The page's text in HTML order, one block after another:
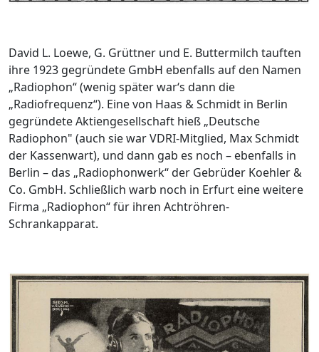
David L. Loewe, G. Grüttner und E. Buttermilch tauften
ihre 1923 gegründete GmbH ebenfalls auf den Namen
„Radiophon“ (wenig später war‘s dann die
„Radiofrequenz“). Eine von Haas & Schmidt in Berlin
gegründete Aktiengesellschaft hieß „Deutsche
Radiophon" (auch sie war VDRI-Mitglied, Max Schmidt
der Kassenwart), und dann gab es noch – ebenfalls in
Berlin – das „Radiophonwerk“ der Gebrüder Koehler &
Co. GmbH. Schließlich warb noch in Erfurt eine weitere
Firma „Radiophon“ für ihren Achtröhren-
Schrankapparat.